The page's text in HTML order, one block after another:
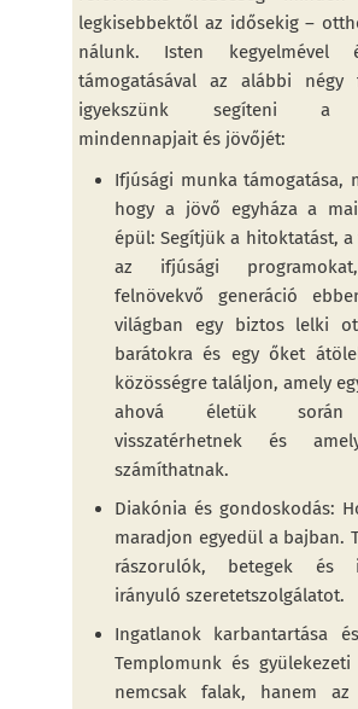
legkisebbektől az idősekig –
nálunk. Isten
támogatásával az alábbi négy
igyekszünk segíteni a
mindennapjait és jövőjét:
Ifjúsági munka támogatása,
hogy a jövő egyháza a
épül: Segítjük a hitoktatást,
az ifjúsági
felnövekvő generáció
világban egy biztos lelki
barátokra és egy őket
közösségre találjon, amely
ahová életük során
visszatérhetnek és
számíthatnak.
Diakónia és gondoskodás:
maradjon egyedül a bajban.
rászorulók, betegek és
irányuló szeretetszolgálatot.
Ingatlanok karbantartása
Templomunk és gyülekezeti
nemcsak falak, hanem